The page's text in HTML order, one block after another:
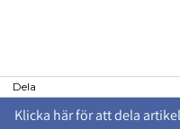
Dela
Klicka här för att dela